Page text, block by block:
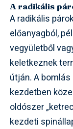
A radikális
A radikális
előanyagból,
vegyületből
keletkeznek
útján. A
kezdetben
oldószer
kezdeti